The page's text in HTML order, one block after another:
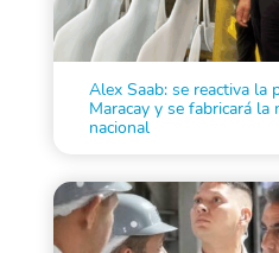
Alex Saab: se reactiva la
Maracay y se fabricará la
nacional